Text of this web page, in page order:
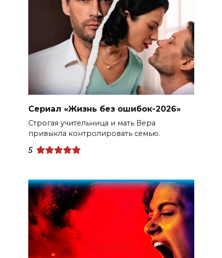
Сериал «Жизнь без ошибок-2026»
Строгая учительница и мать Вера
привыкла контролировать семью.
5